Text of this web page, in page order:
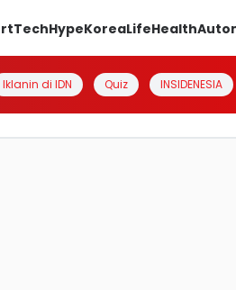
TechHypeKoreaLifeHealth
Iklanin di IDN Quiz INSIDENESIA